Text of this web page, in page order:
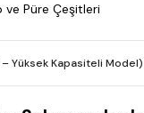
ve Püre Çeşitleri
– Yüksek Kapasiteli Model)